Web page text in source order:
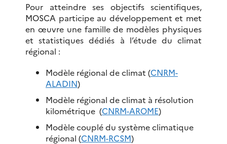
Pour atteindre ses objectifs scientifiques,
MOSCA participe au développement et met
en œuvre une famille de modèles physiques
et statistiques dédiés à l’étude du climat
régional :
Modèle régional de climat (CNRM-
ALADIN)
Modèle régional de climat à résolution
kilométrique (CNRM-AROME​)
Modèle couplé du système climatique
régional (CNRM-RCSM)